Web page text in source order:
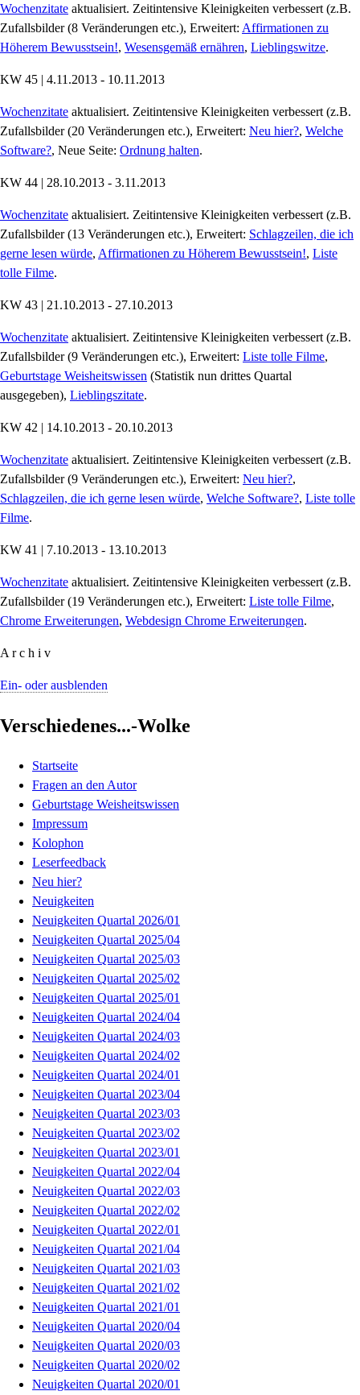
Wochenzitate aktualisiert. Zeitintensive Kleinigkeiten verbessert (z.B.
Zufallsbilder (8 Veränderungen etc.), Erweitert: Affirmationen zu
Höherem Bewusstsein!, Wesensgemäß ernähren, Lieblingswitze.
KW 45 | 4.11.2013 - 10.11.2013
Wochenzitate aktualisiert. Zeitintensive Kleinigkeiten verbessert (z.B.
Zufallsbilder (20 Veränderungen etc.), Erweitert: Neu hier?, Welche
Software?, Neue Seite: Ordnung halten.
KW 44 | 28.10.2013 - 3.11.2013
Wochenzitate aktualisiert. Zeitintensive Kleinigkeiten verbessert (z.B.
Zufallsbilder (13 Veränderungen etc.), Erweitert: Schlagzeilen, die ich
gerne lesen würde, Affirmationen zu Höherem Bewusstsein!, Liste
tolle Filme.
KW 43 | 21.10.2013 - 27.10.2013
Wochenzitate aktualisiert. Zeitintensive Kleinigkeiten verbessert (z.B.
Zufallsbilder (9 Veränderungen etc.), Erweitert: Liste tolle Filme,
Geburtstage Weisheitswissen (Statistik nun drittes Quartal
ausgegeben), Lieblingszitate.
KW 42 | 14.10.2013 - 20.10.2013
Wochenzitate aktualisiert. Zeitintensive Kleinigkeiten verbessert (z.B.
Zufallsbilder (9 Veränderungen etc.), Erweitert: Neu hier?,
Schlagzeilen, die ich gerne lesen würde, Welche Software?, Liste tolle
Filme.
KW 41 | 7.10.2013 - 13.10.2013
Wochenzitate aktualisiert. Zeitintensive Kleinigkeiten verbessert (z.B.
Zufallsbilder (19 Veränderungen etc.), Erweitert: Liste tolle Filme,
Chrome Erweiterungen, Webdesign Chrome Erweiterungen.
A r c h i v
Ein- oder ausblenden
Verschiedenes...-Wolke
Startseite
Fragen an den Autor
Geburtstage Weisheitswissen
Impressum
Kolophon
Leserfeedback
Neu hier?
Neuigkeiten
Neuigkeiten Quartal 2026/01
Neuigkeiten Quartal 2025/04
Neuigkeiten Quartal 2025/03
Neuigkeiten Quartal 2025/02
Neuigkeiten Quartal 2025/01
Neuigkeiten Quartal 2024/04
Neuigkeiten Quartal 2024/03
Neuigkeiten Quartal 2024/02
Neuigkeiten Quartal 2024/01
Neuigkeiten Quartal 2023/04
Neuigkeiten Quartal 2023/03
Neuigkeiten Quartal 2023/02
Neuigkeiten Quartal 2023/01
Neuigkeiten Quartal 2022/04
Neuigkeiten Quartal 2022/03
Neuigkeiten Quartal 2022/02
Neuigkeiten Quartal 2022/01
Neuigkeiten Quartal 2021/04
Neuigkeiten Quartal 2021/03
Neuigkeiten Quartal 2021/02
Neuigkeiten Quartal 2021/01
Neuigkeiten Quartal 2020/04
Neuigkeiten Quartal 2020/03
Neuigkeiten Quartal 2020/02
Neuigkeiten Quartal 2020/01